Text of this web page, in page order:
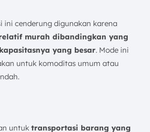
ini cenderung digunakan karena
murah dibandingkan yang
yang besar. Mode ini
untuk komoditas umum atau
untuk transportasi barang yang